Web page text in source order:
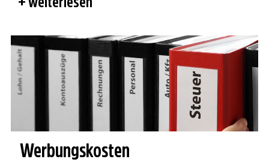
Werbungskosten